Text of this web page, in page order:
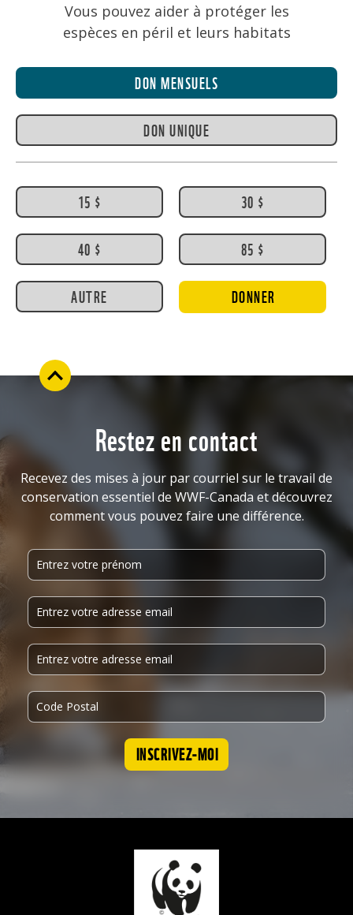
Vous pouvez aider à protéger les
espèces en péril et leurs habitats
DON MENSUELS
DON UNIQUE
15 $ 30 $
40 $ 85 $
AUTRE DONNER
Restez en contact
Recevez des mises à jour par courriel sur le travail de
conservation essentiel de WWF-Canada et découvrez
comment vous pouvez faire une différence.
INSCRIVEZ-MOI